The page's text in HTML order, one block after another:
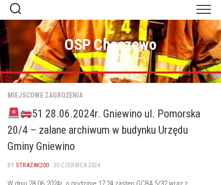
Skip
content
OSP Choczewo
MIEJSCOWE ZAGROŻENIA
51 28.06.2024r. Gniewino ul. Pomorska
20/4 – zalane archiwum w budynku Urzędu
Gminy Gniewino
BY STRAZAK200 · 30 CZERWCA 2024